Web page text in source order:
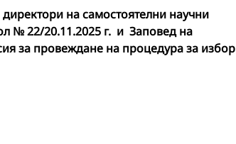
на самостоятелни научни
№ 22/20.11.2025 г. и Заповед на
за провеждане на процедура за избор